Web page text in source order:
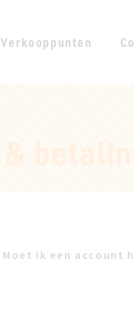
Verkooppunten
Moet ik een account